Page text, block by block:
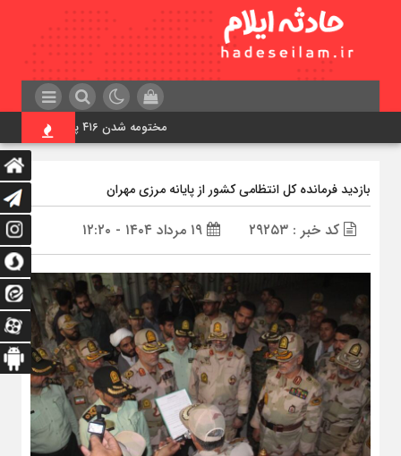
مختومه شدن ۴۱۶ پرونده در هیئت‌های صلح ایلام
بازدید فرمانده کل انتظامی کشور از پایانه مرزی مهران
کد خبر : ۲۹۲۵۳